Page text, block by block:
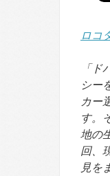
ロコ
「
シー
カー
す。
地の
回、
見を